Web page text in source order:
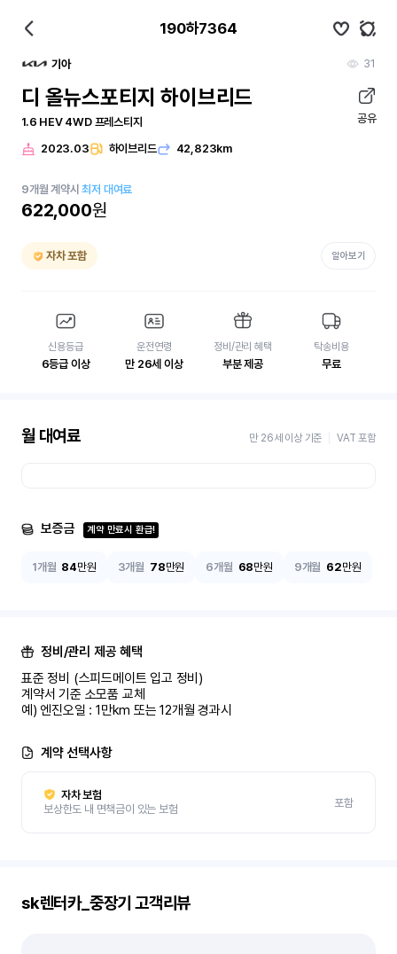
190하7364
기아 31
디 올뉴스포티지 하이브리드
1.6 HEV 4WD 프레스티지 공유
2023.03 하이브리드 42,823km
9개월 계약시최저 대여료
622,000원
자차 포함 알아보기
신용등급
6등급 이상
운전연령
만 26세 이상
정비/관리 혜택
부분 제공
탁송비용
무료
월 대여료 만 26세 이상 기준 VAT 포함
보증금 계약 만료시 환급!
1개월 84만원 3개월 78만원 6개월 68만원 9개월 62만원
정비/관리 제공 혜택
표준 정비 (스피드메이트 입고 정비)
계약서 기준 소모품 교체
예) 엔진오일 : 1만km 또는 12개월 경과시
계약 선택사항
자차 보험
보상한도 내 면책금이 있는 보험
포함
sk렌터카_중장기 고객리뷰